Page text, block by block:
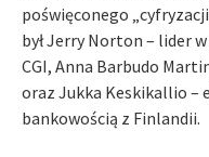
poświęconego
był Jerry Norton – lider
CGI, Anna Barbudo
oraz Jukka Keskikallio –
bankowością z Finlandii.